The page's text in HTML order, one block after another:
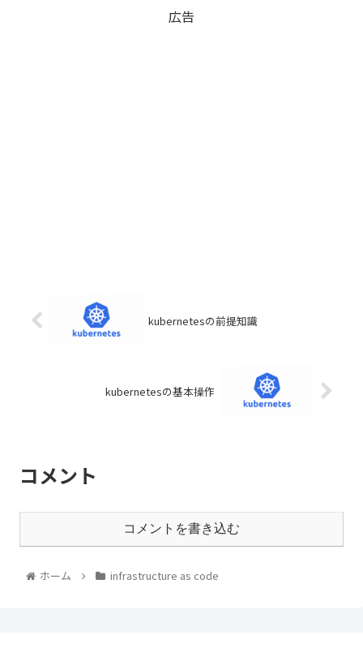
広告
kubernetesの前提知識
kubernetesの基本操作
コメント
コメントを書き込む
ホーム infrastructure as code